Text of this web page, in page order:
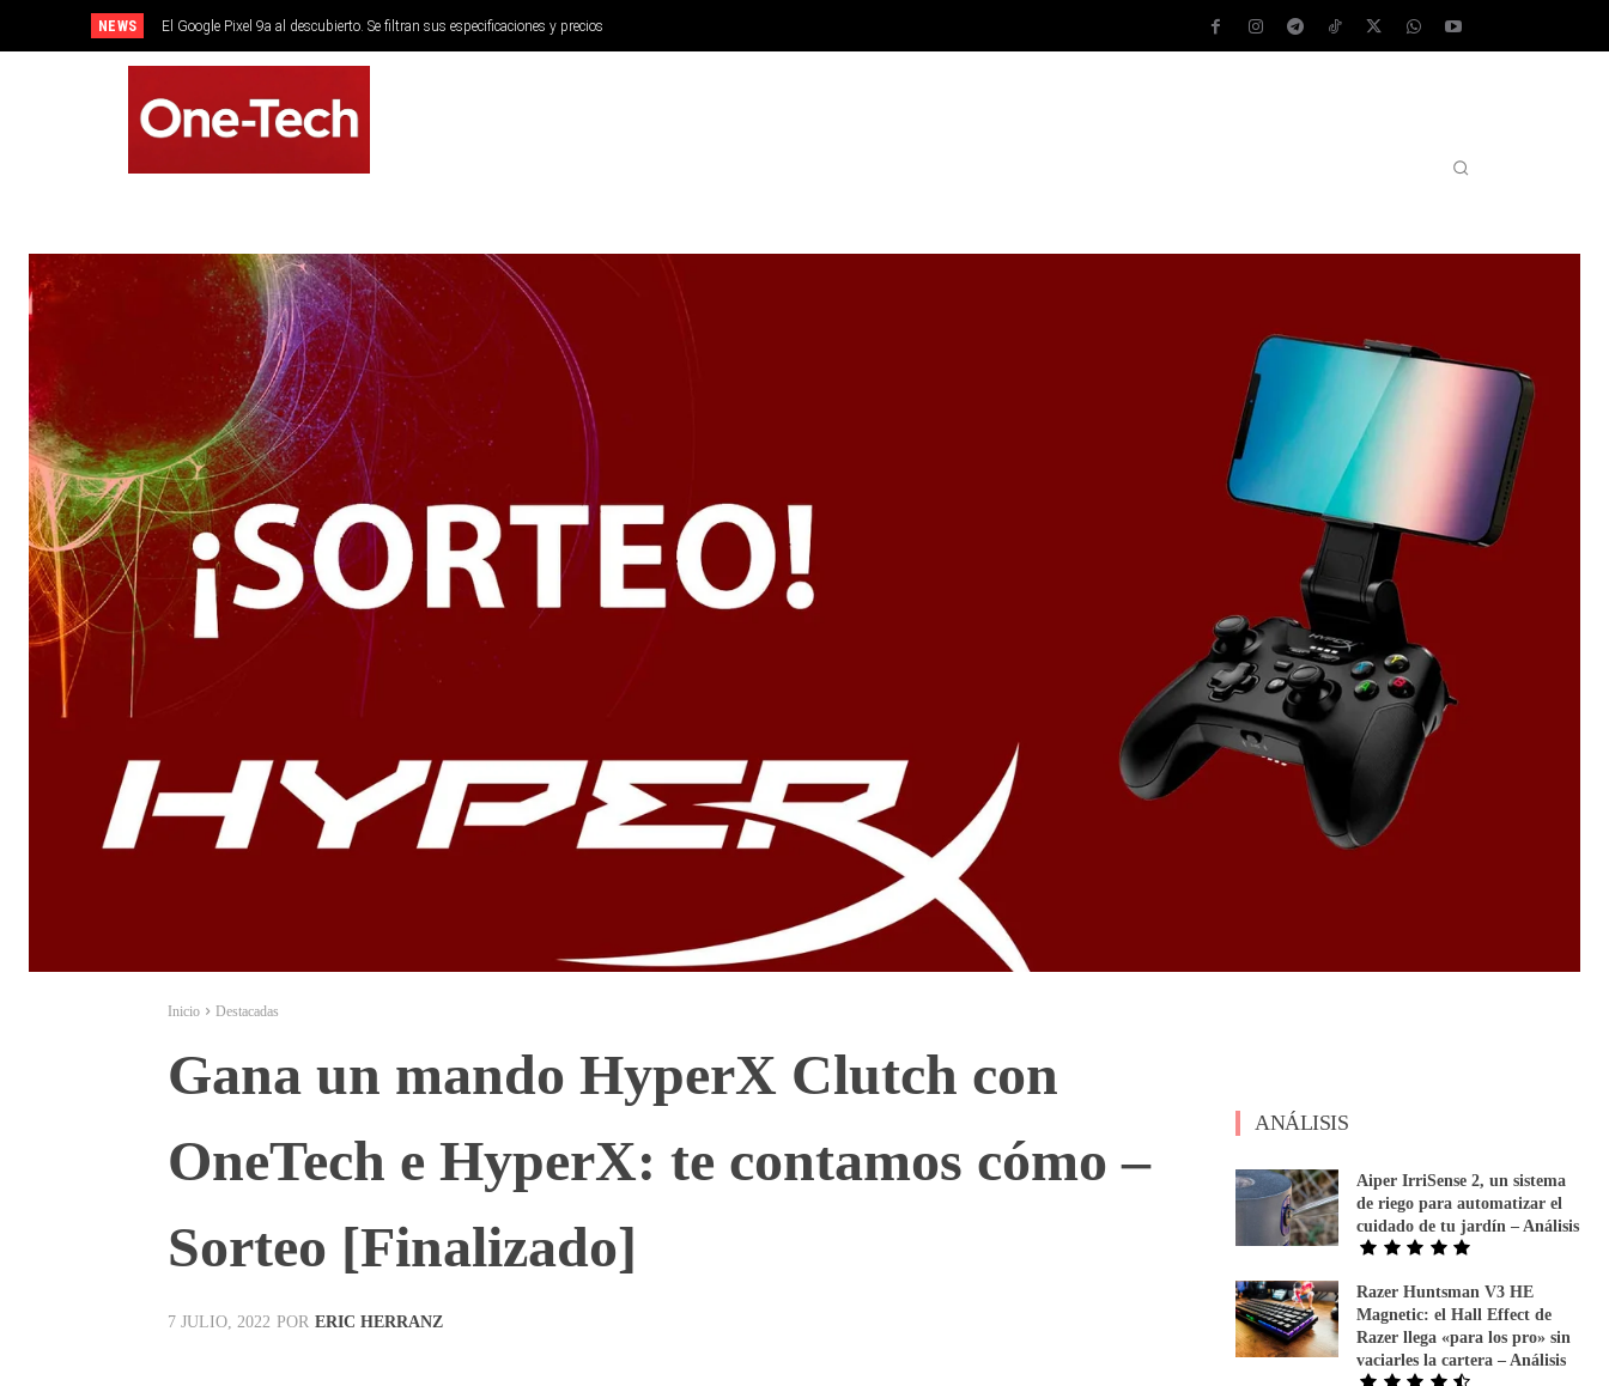
NEWS El Google Pixel 9a al descubierto. Se filtran sus especificaciones y precios
Inicio Destacadas
Gana un mando HyperX Clutch con
OneTech e HyperX: te contamos cómo –
Sorteo [Finalizado]
7 JULIO, 2022 POR ERIC HERRANZ
ANÁLISIS
Aiper IrriSense 2, un sistema
de riego para automatizar el
cuidado de tu jardín – Análisis
Razer Huntsman V3 HE
Magnetic: el Hall Effect de
Razer llega «para los pro» sin
vaciarles la cartera – Análisis